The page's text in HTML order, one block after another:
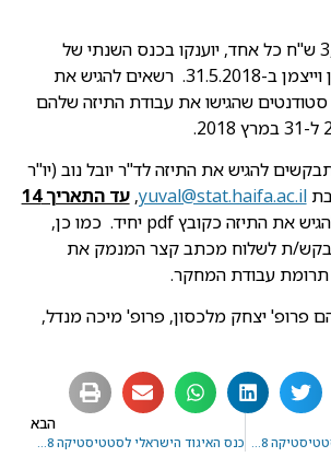
הפרסים, בגובה 3,000 ש"ח כל אחד, יוענקו בכנס השנתי של
האיגוד, שייערך במכון וייצמן ב-31.5.2018. רשאים להגיש את
שהגישו את עבודת התיזה שלהם
להגיש את התיזה לד"ר יובל נוב (יו"ר
yuval@stat.haifa.ac.il
,
עד התאריך 14
את התיזה כקובץpdf יחיד. כמו כן,
ת לשלוח מכתב קצר המנמק את
תרומת עבודת המחקר.
פרופ' יצחק מלכסון, פרופ' מיכה מנדל,
כנס האיגוד הישראלי לסטטיסטיקה 2018 הכרזה וקול קורא לפוסטרים
הבא
כנס האיגוד הישראלי לסטטיסטיקה 2018 – הכרזה וקול קורא לפוסטרים